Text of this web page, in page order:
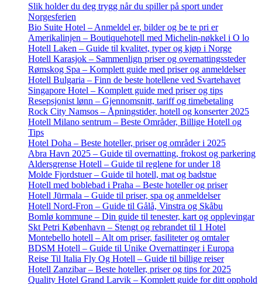
Slik holder du deg trygg når du spiller på sport under
Norgesferien
Bio Suite Hotel – Anmeldel er, bilder og be te pri er
Amerikalinjen – Boutiquehotell med Michelin-nøkkel i O lo
Hotell Laken – Guide til kvalitet, typer og kjøp i Norge
Hotell Karasjok – Sammenlign priser og overnattingssteder
Rømskog Spa – Komplett guide med priser og anmeldelser
Hotell Bulgaria – Finn de beste hotellene ved Svartehavet
Singapore Hotel – Komplett guide med priser og tips
Resepsjonist lønn – Gjennomsnitt, tariff og timebetaling
Rock City Namsos – Åpningstider, hotell og konserter 2025
Hotell Milano sentrum – Beste Områder, Billige Hotell og
Tips
Hotel Doha – Beste hoteller, priser og områder i 2025
Abra Havn 2025 – Guide til overnatting, frokost og parkering
Aldersgrense Hotell – Guide til reglene for under 18
Molde Fjordstuer – Guide til hotell, mat og badstue
Hotell med boblebad i Praha – Beste hoteller og priser
Hotell Jūrmala – Guide til priser, spa og anmeldelser
Hotell Nord-Fron – Guide til Gålå, Vinstra og Skåbu
Bomlø kommune – Din guide til tenester, kart og opplevingar
Skt Petri København – Stengt og rebrandet til 1 Hotel
Montebello hotell – Alt om priser, fasiliteter og omtaler
BDSM Hotell – Guide til Unike Overnattinger i Europa
Reise Til Italia Fly Og Hotell – Guide til billige reiser
Hotell Zanzibar – Beste hoteller, priser og tips for 2025
Quality Hotel Grand Larvik – Komplett guide for ditt opphold